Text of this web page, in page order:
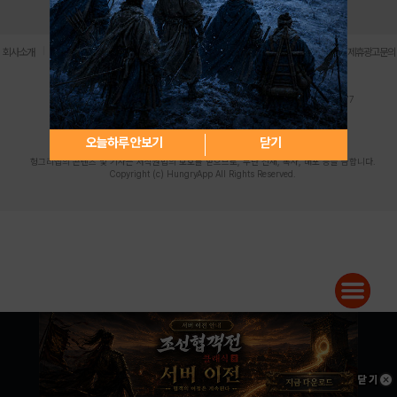
오늘하루 안보기 닫기
로그인 PC버전 전체앱
회사소개 이용약관 | 개인정보 처리방침 | 청소년 보호정책 | 불법촬영물 신고센터 | 제휴광고문의
사업자등록번호:119-86-61101 (주)스마트나우 대표이사:송현두
주소: 서울시 금천구 가산디지털1로 171 연락처:063-284-8635 팩스:02-6265-0377
청소년보호책임자:김동욱desk@hungryapp.co.kr
등록번호:서울아02322 | 등록일자:2016년4월25일
발행인:(주)스마트나우 송현두 | 편집인:김동욱
헝그리앱의 콘텐츠 및 기사는 저작권법의 보호를 받으므로, 무단 전재, 복사, 배포 등을 금합니다.
Copyright (c) HungryApp All Rights Reserved.